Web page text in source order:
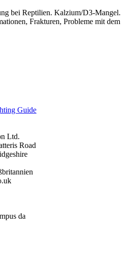
bei Reptilien. Kalzium/D3-Mangel.
Frakturen, Probleme mit dem
Guide
Ltd.
Road
da